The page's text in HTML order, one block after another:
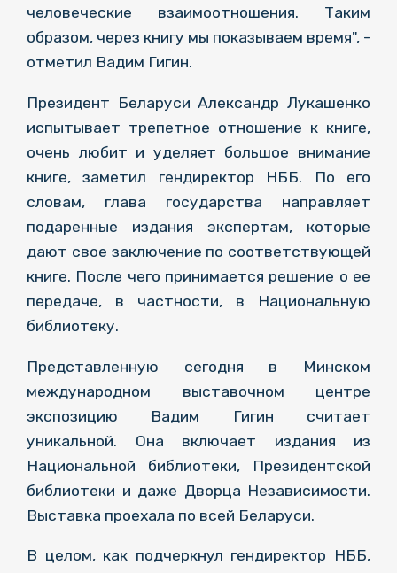
человеческие взаимоотношения. Таким
образом, через книгу мы показываем время", -
отметил Вадим Гигин.
Президент Беларуси Александр Лукашенко
испытывает трепетное отношение к книге,
очень любит и уделяет большое внимание
книге, заметил гендиректор НББ. По его
словам, глава государства направляет
подаренные издания экспертам, которые
дают свое заключение по соответствующей
книге. После чего принимается решение о ее
передаче, в частности, в Национальную
библиотеку.
Представленную сегодня в Минском
международном выставочном центре
экспозицию Вадим Гигин считает
уникальной. Она включает издания из
Национальной библиотеки, Президентской
библиотеки и даже Дворца Независимости.
Выставка проехала по всей Беларуси.
В целом, как подчеркнул гендиректор НББ,